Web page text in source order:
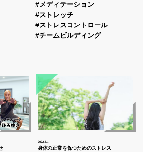
#メディテーション
#ストレッチ
#ストレスコントロール
#チームビルディング
2022.8.1
身体の正常を保つためのストレス